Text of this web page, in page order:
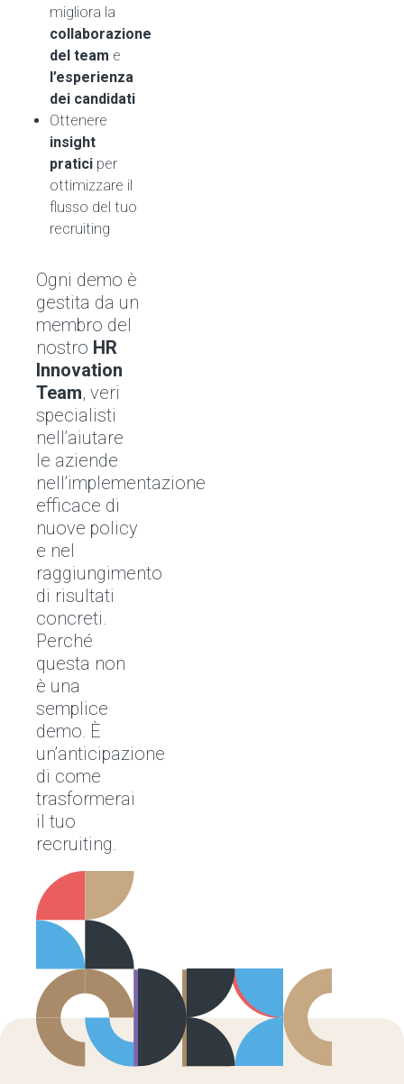
migliora la
collaborazione
del team e
l’esperienza
dei candidati
Ottenere
insight
pratici per
ottimizzare il
flusso del tuo
recruiting
Ogni demo è
gestita da un
membro del
nostro HR
Innovation
Team, veri
specialisti
nell’aiutare
le aziende
nell’implementazione
efficace di
nuove policy
e nel
raggiungimento
di risultati
concreti.
Perché
questa non
è una
semplice
demo. È
un’anticipazione
di come
trasformerai
il tuo
recruiting.